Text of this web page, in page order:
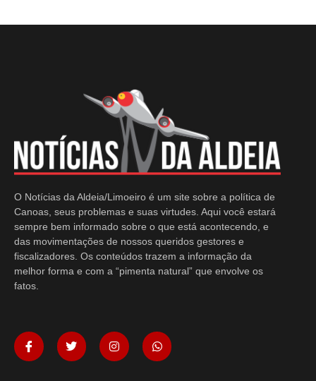
O Notícias da Aldeia/Limoeiro é um site sobre a política de
Canoas, seus problemas e suas virtudes. Aqui você estará
sempre bem informado sobre o que está acontecendo, e
das movimentações de nossos queridos gestores e
fiscalizadores. Os conteúdos trazem a informação da
melhor forma e com a “pimenta natural” que envolve os
fatos.